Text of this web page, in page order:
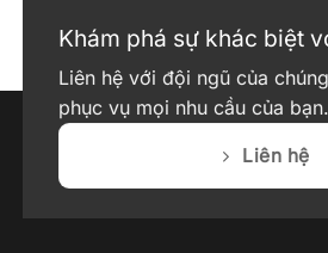
Khám phá sự khác biệt
Liên hệ với đội ngũ của
phục vụ mọi nhu cầu của bạn.
Liên hệ